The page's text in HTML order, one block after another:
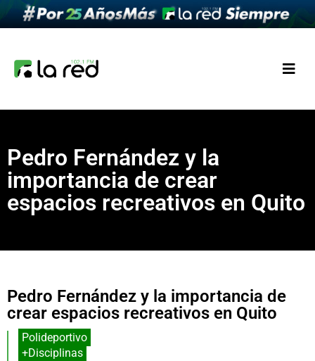
Pedro Fernández y la
importancia de crear
espacios recreativos en Quito
Pedro Fernández y la importancia de
crear espacios recreativos en Quito
Polideportivo
+Disciplinas